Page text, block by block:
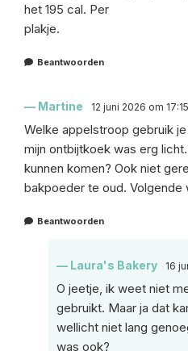
het 195 cal. Per
plakje.
Beantwoorden
Martine 12 juni 2026 om 17:15
Welke appelstroop gebruik
mijn ontbijtkoek was erg
kunnen komen? Ook niet
bakpoeder te oud. Volgende
Beantwoorden
Laura's Bakery 16
O jeetje, ik weet niet
gebruikt. Maar ja dat
wellicht niet lang
was ook?